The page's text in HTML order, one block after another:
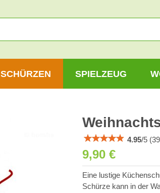
SCHÜRZEN SPIELZEUG
4.95/5 (39
9,90 €
Eine lustige
Schürze kann in der